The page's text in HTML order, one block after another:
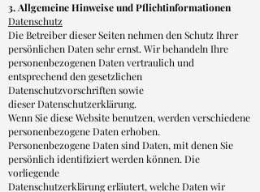
3. Allgemeine Hinweise und Pflichtinformationen
Datenschutz
Die Betreiber dieser Seiten nehmen den Schutz Ihrer
persönlichen Daten sehr ernst. Wir behandeln Ihre
personenbezogenen Daten vertraulich und
entsprechend den gesetzlichen
Datenschutzvorschriften sowie
dieser Datenschutzerklärung.
Wenn Sie diese Website benutzen, werden verschiedene
personenbezogene Daten erhoben.
Personenbezogene Daten sind Daten, mit denen Sie
persönlich identifiziert werden können. Die
vorliegende
Datenschutzerklärung erläutert, welche Daten wir